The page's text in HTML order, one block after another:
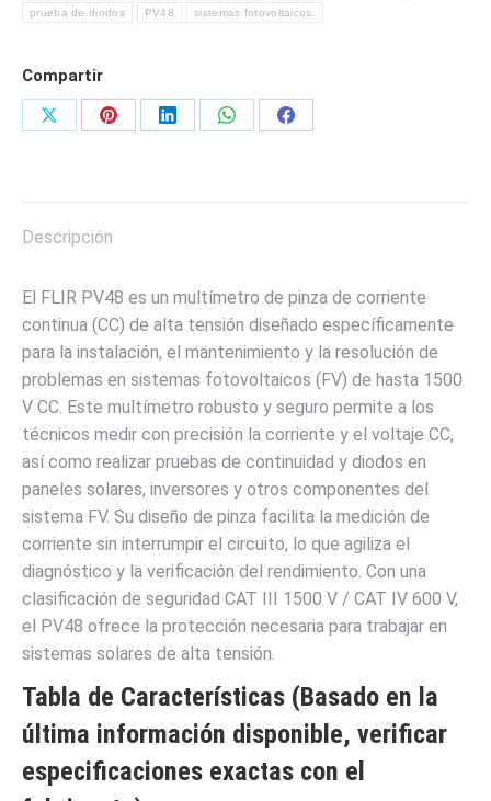
V
DE
TEMPERATURA
MARCA
prueba de diodos PV48 sistemas fotovoltaicos.
Compartir
Share
Share
Share
Share
Share
Descripción
El FLIR PV48 es un multímetro de pinza de corriente
continua (CC) de alta tensión diseñado específicamente
para la instalación, el mantenimiento y la resolución de
problemas en sistemas fotovoltaicos (FV) de hasta 1500
V CC. Este multímetro robusto y seguro permite a los
técnicos medir con precisión la corriente y el voltaje CC,
así como realizar pruebas de continuidad y diodos en
paneles solares, inversores y otros componentes del
sistema FV. Su diseño de pinza facilita la medición de
corriente sin interrumpir el circuito, lo que agiliza el
diagnóstico y la verificación del rendimiento. Con una
clasificación de seguridad CAT III 1500 V / CAT IV 600 V,
el PV48 ofrece la protección necesaria para trabajar en
sistemas solares de alta tensión.
Tabla de Características (Basado en la
última información disponible, verificar
especificaciones exactas con el